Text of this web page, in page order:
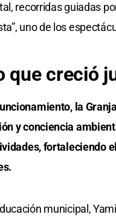
recorridas guiadas
uno de los
que creció
la
y conciencia
fortaleciendo
municipal,